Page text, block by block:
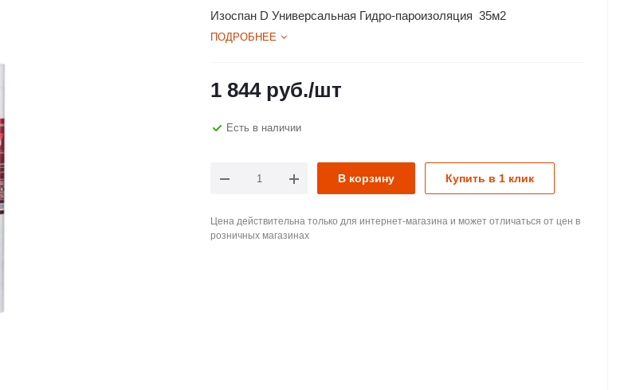
Изоспан D Универсальная Гидро-пароизоляция 35м2
ПОДРОБНЕЕ
1 844руб./шт
Есть в наличии
В корзину Купить в 1 клик
Цена действительна только для интернет-магазина и может отличаться от цен в
розничных магазинах